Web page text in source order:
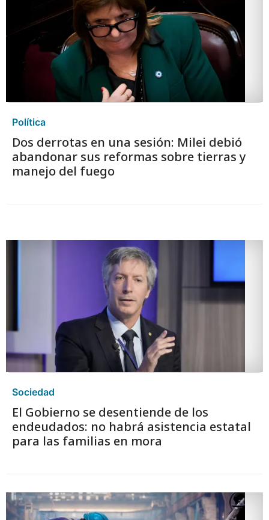
Política
Dos derrotas en una sesión: Milei debió
abandonar sus reformas sobre tierras y
manejo del fuego
Sociedad
El Gobierno se desentiende de los
endeudados: no habrá asistencia estatal
para las familias en mora